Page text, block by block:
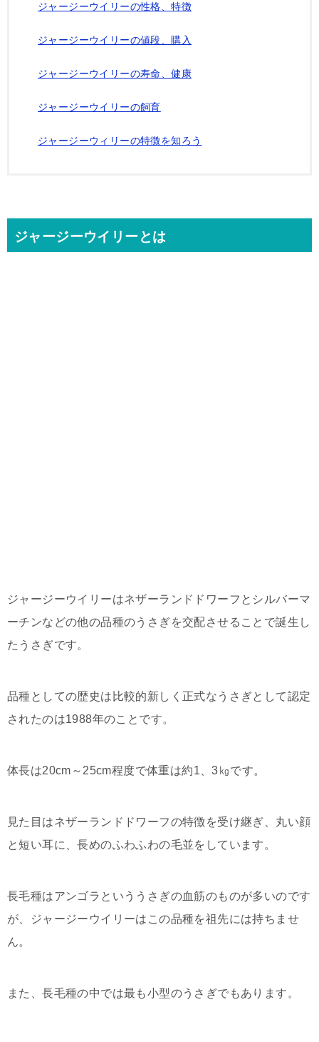
ジャージーウイリーの性格、特徴
ジャージーウイリーの値段、購入
ジャージーウイリーの寿命、健康
ジャージーウイリーの飼育
ジャージーウィリーの特徴を知ろう
ジャージーウイリーとは
ジャージーウイリーはネザーランドドワーフとシルバーマ
ーチンなどの他の品種のうさぎを交配させることで誕生し
たうさぎです。
品種としての歴史は比較的新しく正式なうさぎとして認定
されたのは1988年のことです。
体長は20cm～25cm程度で体重は約1、3㎏です。
見た目はネザーランドドワーフの特徴を受け継ぎ、丸い顔
と短い耳に、長めのふわふわの毛並をしています。
長毛種はアンゴラといううさぎの血筋のものが多いのです
が、ジャージーウイリーはこの品種を祖先には持ちませ
ん。
また、長毛種の中では最も小型のうさぎでもあります。